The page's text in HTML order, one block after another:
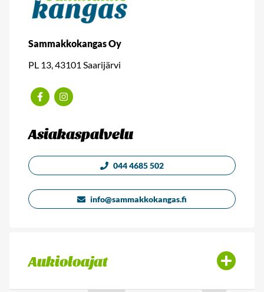
Sammakkokangas Oy
PL 13, 43101 Saarijärvi
FacebookInstagram
Asiakaspalvelu
044 4685 502
info@sammakkokangas.fi
Aukioloajat